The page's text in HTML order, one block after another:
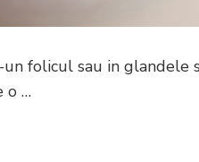
folicul sau in glandele
o …